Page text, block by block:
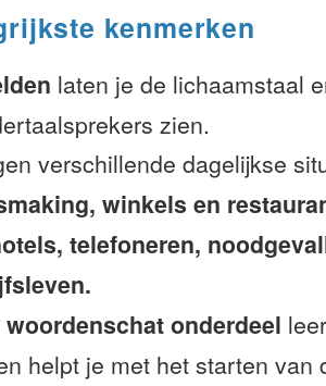
kenmerken
laten je de lichaamstaal
zien.
verschillende dagelijkse
winkels en
telefoneren,
woordenschat onderdeel
helpt je met het starten van